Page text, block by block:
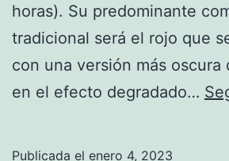
horas). Su predominante
tradicional será el rojo que
con una versión más oscura
en el efecto degradado…
Publicada el enero 4, 2023